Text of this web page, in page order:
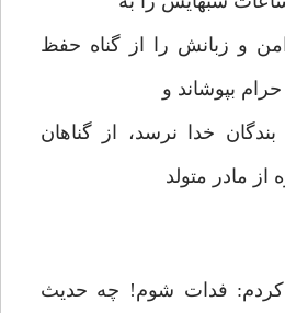
و زبانش را از گناه حفظ
بپوشاند و
خدا نرسد، از گناهان
از مادر متولد
فدات شوم! چه حديث